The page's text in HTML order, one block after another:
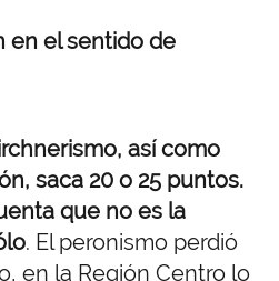
en el sentido de
así como
saca 20 o 25 puntos.
que no es la
. El peronismo perdió
en la Región Centro lo